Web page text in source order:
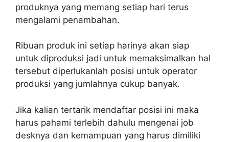
produknya yang memang setiap hari terus
mengalami penambahan.
Ribuan produk ini setiap harinya akan siap
untuk diproduksi jadi untuk memaksimalkan hal
tersebut diperlukanlah posisi untuk operator
produksi yang jumlahnya cukup banyak.
Jika kalian tertarik mendaftar posisi ini maka
harus pahami terlebih dahulu mengenai job
desknya dan kemampuan yang harus dimiliki